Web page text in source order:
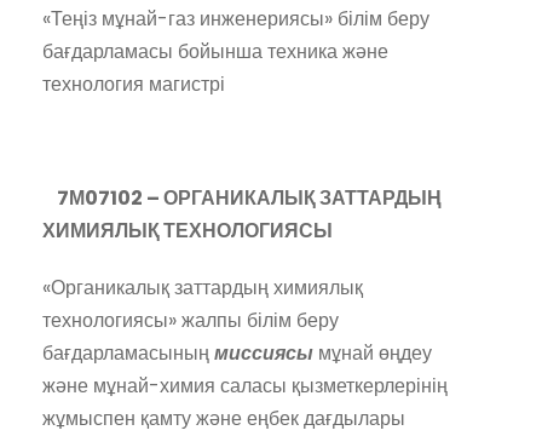
«Теңіз мұнай-газ инженериясы» білім беру
бағдарламасы бойынша техника және
технология магистрі
7М07102 – ОРГАНИКАЛЫҚ ЗАТТАРДЫҢ
ХИМИЯЛЫҚ ТЕХНОЛОГИЯСЫ
«Органикалық заттардың химиялық
технологиясы» жалпы білім беру
бағдарламасыныңмиссиясы мұнай өңдеу
және мұнай-химия саласы қызметкерлерінің
жұмыспен қамту және еңбек дағдылары